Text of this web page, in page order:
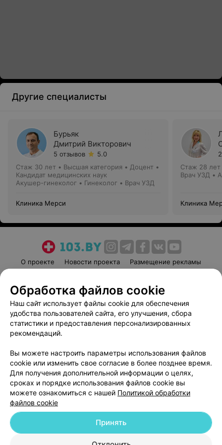
Другие специалисты
Бурьяк
Дмитрий Викторович
5 отзывов
5.0
Стаж 30 лет • Высшая категория • Доцент •
Кандидат медицинских наук
Акушер-гинеколог • Гинеколог • Врач УЗД
Клиника Мерси
Стаж 28 лет
Врач УЗД •
Клиника
О проекте Новости проекта
Размещение рекламы
Пользовательское соглашение
Способы оплаты
Вакансии
Партнеры
Написать руководителю 103.by
Обработка персональных данных
© 2026 ООО «Артокс Лаб», УНП 191700409
| 220012, Республика Беларусь,
Обработка файлов cookie
Наш сайт использует файлы cookie для обеспечения
удобства пользователей сайта, его улучшения, сбора
статистики и предоставления персонализированных
рекомендаций.
Вы можете настроить параметры использования файлов
cookie или изменить свое согласие в более позднее время.
Для получения дополнительной информации о целях,
сроках и порядке использования файлов cookie вы
можете ознакомиться с нашей Политикой обработки
файлов cookie
Принять